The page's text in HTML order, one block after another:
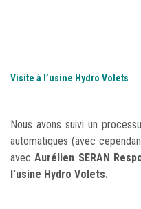
Visite à l’usine Hydro Volets
Nous avons suivi un
automatiques (avec
avecAurélien SERAN
l’usine Hydro Volets.